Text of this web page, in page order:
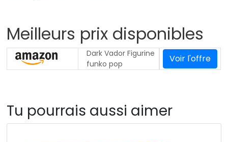
Meilleurs prix disponibles
Dark Vador Figurine
funko pop
Voir l'offre
Tu pourrais aussi aimer